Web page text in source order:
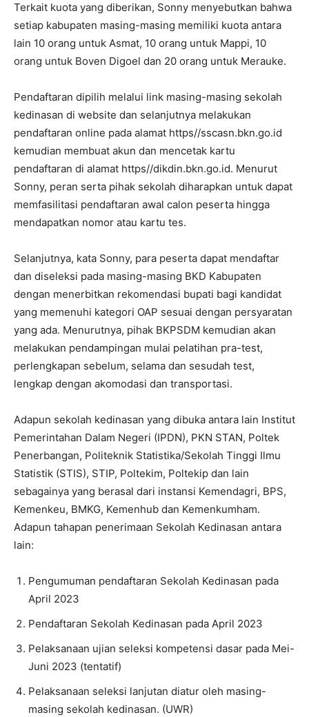
Terkait kuota yang diberikan, Sonny menyebutkan bahwa
setiap kabupaten masing-masing memiliki kuota antara
lain 10 orang untuk Asmat, 10 orang untuk Mappi, 10
orang untuk Boven Digoel dan 20 orang untuk Merauke.
Pendaftaran dipilih melalui link masing-masing sekolah
kedinasan di website dan selanjutnya melakukan
pendaftaran online pada alamat https//sscasn.bkn.go.id
kemudian membuat akun dan mencetak kartu
pendaftaran di alamat https//dikdin.bkn.go.id. Menurut
Sonny, peran serta pihak sekolah diharapkan untuk dapat
memfasilitasi pendaftaran awal calon peserta hingga
mendapatkan nomor atau kartu tes.
Selanjutnya, kata Sonny, para peserta dapat mendaftar
dan diseleksi pada masing-masing BKD Kabupaten
dengan menerbitkan rekomendasi bupati bagi kandidat
yang memenuhi kategori OAP sesuai dengan persyaratan
yang ada. Menurutnya, pihak BKPSDM kemudian akan
melakukan pendampingan mulai pelatihan pra-test,
perlengkapan sebelum, selama dan sesudah test,
lengkap dengan akomodasi dan transportasi.
Adapun sekolah kedinasan yang dibuka antara lain Institut
Pemerintahan Dalam Negeri (IPDN), PKN STAN, Poltek
Penerbangan, Politeknik Statistika/Sekolah Tinggi Ilmu
Statistik (STIS), STIP, Poltekim, Poltekip dan lain
sebagainya yang berasal dari instansi Kemendagri, BPS,
Kemenkeu, BMKG, Kemenhub dan Kemenkumham.
Adapun tahapan penerimaan Sekolah Kedinasan antara
lain:
Pengumuman pendaftaran Sekolah Kedinasan pada
April 2023
Pendaftaran Sekolah Kedinasan pada April 2023
Pelaksanaan ujian seleksi kompetensi dasar pada Mei-
Juni 2023 (tentatif)
Pelaksanaan seleksi lanjutan diatur oleh masing-
masing sekolah kedinasan. (UWR)